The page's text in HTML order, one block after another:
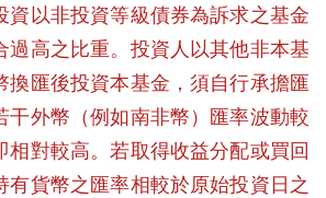
資以非投資等級債券為訴求之基金
過高之比重。投資人以其他非本基
換匯後投資本基金，須自行承擔匯
干外幣（例如南非幣）匯率波動較
相對較高。若取得收益分配或買回
有貨幣之匯率相較於原始投資日之